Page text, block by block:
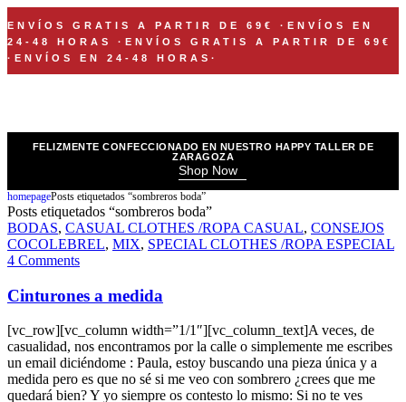
ENVÍOS GRATIS A PARTIR DE 69€ · ENVÍOS EN
24-48 HORAS · ENVÍOS GRATIS A PARTIR DE 69€
· ENVÍOS EN 24-48 HORAS ·
FELIZMENTE CONFECCIONADO EN NUESTRO HAPPY TALLER DE
ZARAGOZA
Shop Now
homepagePosts etiquetados “sombreros boda”
Posts etiquetados “sombreros boda”
BODAS, CASUAL CLOTHES /ROPA CASUAL, CONSEJOS
COCOLEBREL, MIX, SPECIAL CLOTHES /ROPA ESPECIAL
4 Comments
Cinturones a medida
[vc_row][vc_column width=”1/1″][vc_column_text]A veces, de
casualidad, nos encontramos por la calle o simplemente me escribes
un email diciéndome : Paula, estoy buscando una pieza única y a
medida pero es que no sé si me veo con sombrero ¿crees que me
quedará bien? Y yo siempre os contesto lo mismo: Si no te ves